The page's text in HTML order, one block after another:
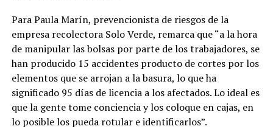
Para Paula Marín, prevencionista de riesgos de la
empresa recolectora Solo Verde, remarca que “a la hora
de manipular las bolsas por parte de los trabajadores, se
han producido 15 accidentes producto de cortes por los
elementos que se arrojan a la basura, lo que ha
significado 95 días de licencia a los afectados. Lo ideal es
que la gente tome conciencia y los coloque en cajas, en
lo posible los pueda rotular e identificarlos”.